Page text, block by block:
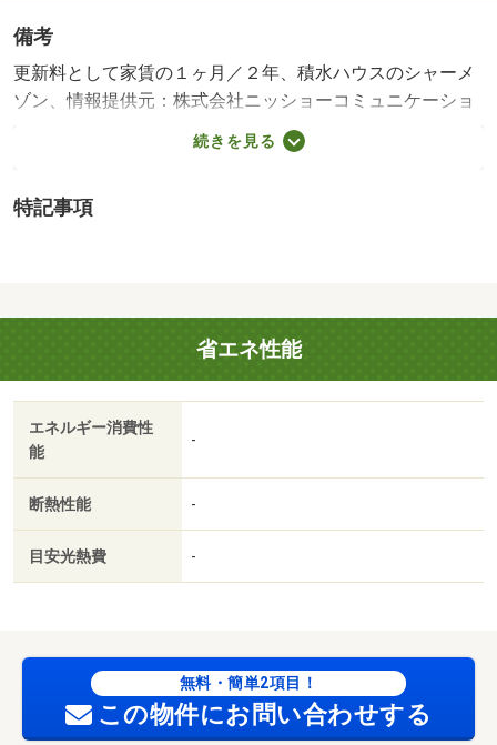
備考
更新料として家賃の１ヶ月／２年、積水ハウスのシャーメ
ゾン、情報提供元：株式会社ニッショーコミュニケーショ
ンズ お問い合わせは物件番号３９０５４４０Ｂにて・
賃貸保証等：加入要（初回事務手数料３３，０００円、月
月・ゴミ代９００円／月・シャーメゾン２４１，３２０円
か/町内入会金 500円/鍵交換代 19800円/ハウスクリーニン
続きを見る
特記事項
省エネ性能
エネルギー消費性
能
-
断熱性能 -
目安光熱費 -
無料・簡単2項目！
この物件にお問い合わせする